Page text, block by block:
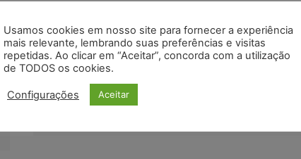
Próximo artigo
Pedido de juízes para invalidar regras da
reforma da previdência de 2003 é negado
Usamos cookies em nosso site para fornecer a experiência
mais relevante, lembrando suas preferências e visitas
repetidas. Ao clicar em “Aceitar”, concorda com a utilização
de TODOS os cookies.
Configurações Aceitar